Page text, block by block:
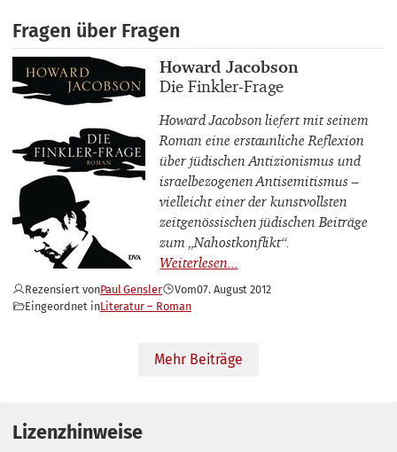
Fragen über Fragen
Buchautor_innen
Howard Jacobson
Buchtitel
Die Finkler-Frage
Howard Jacobson liefert mit seinem
Roman eine erstaunliche Reflexion
über jüdischen Antizionismus und
israelbezogenen Antisemitismus –
vielleicht einer der kunstvollsten
zeitgenössischen jüdischen Beiträge
zum „Nahostkonflikt“.
Rezensiert vonPaul Gensler Vom07. August 2012
Eingeordnet inLiteratur – Roman
Mehr Beiträge
Lizenzhinweise